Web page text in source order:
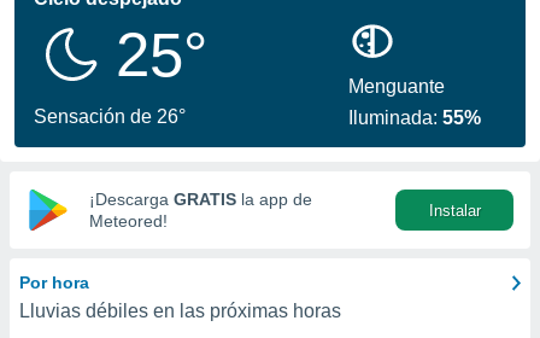
calidad.
a este
las
y
digital
basada
25°
Sensación de 26°
Menguante
Iluminada:55%
¡Descarga GRATIS la app de
Meteored!
Instalar
Por hora
Lluvias débiles en las próximas horas